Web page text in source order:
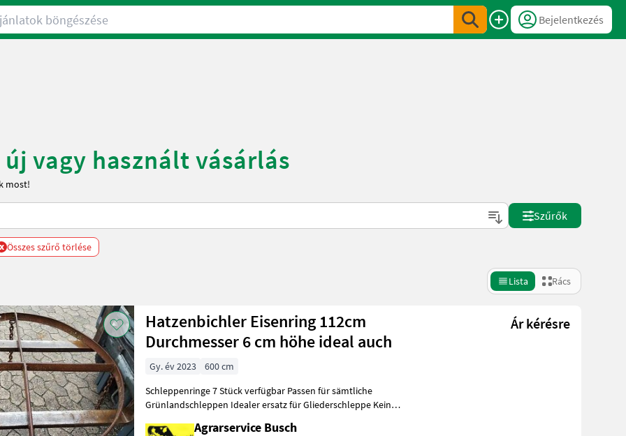
böngészése
Bejelentkezés
vagy használt vásárlás
most!
Szűrők
Összes szűrő törlése
Lista Rács
Hatzenbichler Eisenring 112cm
Durchmesser 6 cm höhe ideal auch
Ár kérésre
Gy. év 2023
600 cm
Schleppenringe 7 Stück verfügbar Passen für sämtliche
Grünlandschleppen Idealer ersatz für Gliederschleppe Kein
Agrarservice Busch